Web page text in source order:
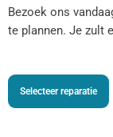
Bezoek ons
te plannen. Je zult
Selecteer reparatie